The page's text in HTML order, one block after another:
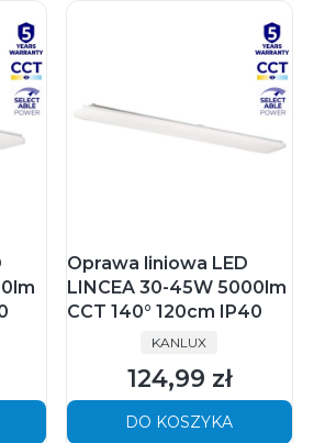
Oprawa liniowa LED
LINCEA 30-45W 5000lm
CCT 140° 120cm IP40
PRODUCENT
KANLUX
Cena
124,99 zł
DO KOSZYKA